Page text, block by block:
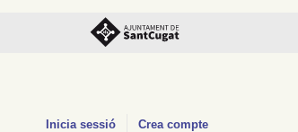
Inicia sessió Crea compte